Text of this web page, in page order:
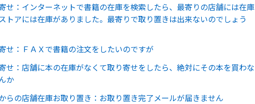
せ：インターネットで書籍の在庫を検索したら、最寄りの店舗には在庫
トアには在庫がありました。最寄りで取り置きは出来ないのでしょう
せ：ＦＡＸで書籍の注文をしたいのですが
せ：店舗に本の在庫がなくて取り寄せをしたら、絶対にその本を買わな
か
らの店舗在庫お取り置き：お取り置き完了メールが届きません